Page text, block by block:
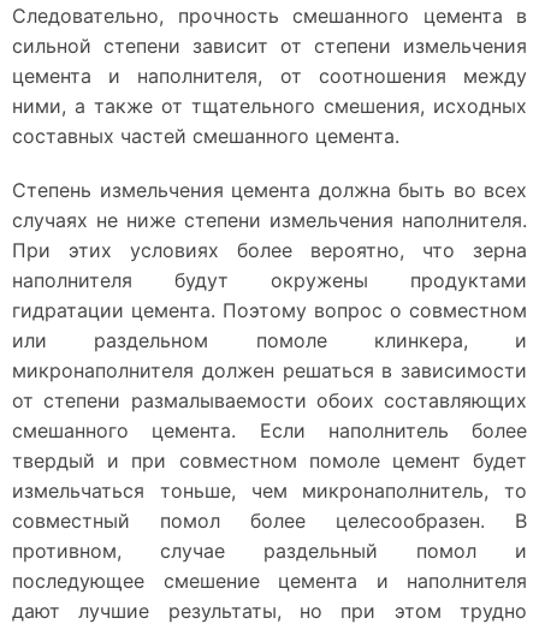
Следовательно, прочность смешанного цемента в
сильной степени зависит от степени измельчения
цемента и наполнителя, от соотношения между
ними, а также от тщательного смешения, исходных
составных частей смешанного цемента.
Степень измельчения цемента должна быть во всех
случаях не ниже степени измельчения наполнителя.
При этих условиях более вероятно, что зерна
наполнителя будут окружены продуктами
гидратации цемента. Поэтому вопрос о совместном
или раздельном помоле клинкера, и
микронаполнителя должен решаться в зависимости
от степени размалываемости обоих составляющих
смешанного цемента. Если наполнитель более
твердый и при совместном помоле цемент будет
измельчаться тоньше, чем микронаполнитель, то
совместный помол более целесообразен. В
противном, случае раздельный помол и
последующее смешение цемента и наполнителя
дают лучшие результаты, но при этом трудно